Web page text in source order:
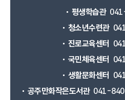
평생학습관
청소년수련관
진로교육센터
국민체육센터
생활문화센터
공주만화작은도서관 041-